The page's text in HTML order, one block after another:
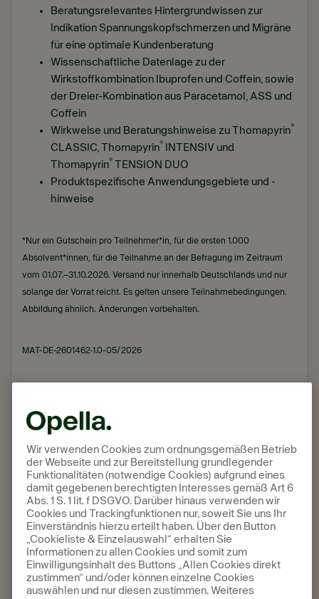
Beratungsrelevantes Hintergrundwissen zur
Indikation Spannungskopfschmerzen und Migräne
für eine optimale Kundenberatung
Wissenschaftliche Datenlage zu der
Wirkstoffkombination Ibuprofen und Coffein, sowie
der Dreier-Kombination aus Paracetamol, ASS und
Coffein
Wirkweise und Beratungshinweise zu Thomapyrin®
CLASSIC, Thomapyrin®
INTENSIV und
Thomapyrin® TENSION DUO
Produktspezifische Anwendungsgebiete und -
hinweise
*Nur ein Gutschein pro Teilnehmer*in, für die ersten 1.000
Absolvent*innen, für die Teilnahme an der Befragung im Zeitraum
vom 01.07.–31.10.2026. Versand nur innerhalb Deutschlands und nur
solange der Vorrat reicht. Es gelten unsere Teilnahmebedingungen.
Abbildung ähnlich. Änderungen vorbehalten.
MAT-DE-2601462-1.0-05/2026
Kursinhalt
Was empfiehlst du bei Kopfschmerzen oder
Migräne?
Abschlussquiz Thomapyrin®
Umfrage Thomapyrin®
Vielen Dank für deine Teilnahme
Wir verwenden Cookies zum ordnungsgemäßen Betrieb
der Webseite und zur Bereitstellung grundlegender
Funktionalitäten (notwendige Cookies) aufgrund eines
damit gegebenen berechtigten Interesses gemäß Art 6
Abs. 1 S. 1 lit. f DSGVO. Darüber hinaus verwenden wir
Cookies und Trackingfunktionen nur, soweit Sie uns Ihr
Einverständnis hierzu erteilt haben. Über den Button
„Cookieliste & Einzelauswahl“ erhalten Sie
Informationen zu allen Cookies und somit zum
Einwilligungsinhalt des Buttons „Allen Cookies direkt
zustimmen“ und/oder können einzelne Cookies
auswählen und nur diesen zustimmen. Weiteres